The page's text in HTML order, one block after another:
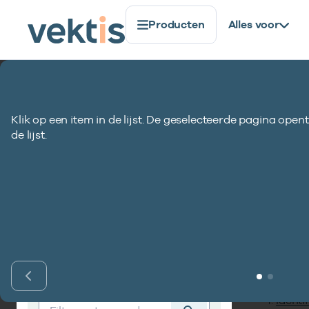
Producten Alles voor
COD505-VEKT
Vind codelijst
Vind codelijst
Klik op een item in de lijst. De geselecteerde pagina
de lijst.